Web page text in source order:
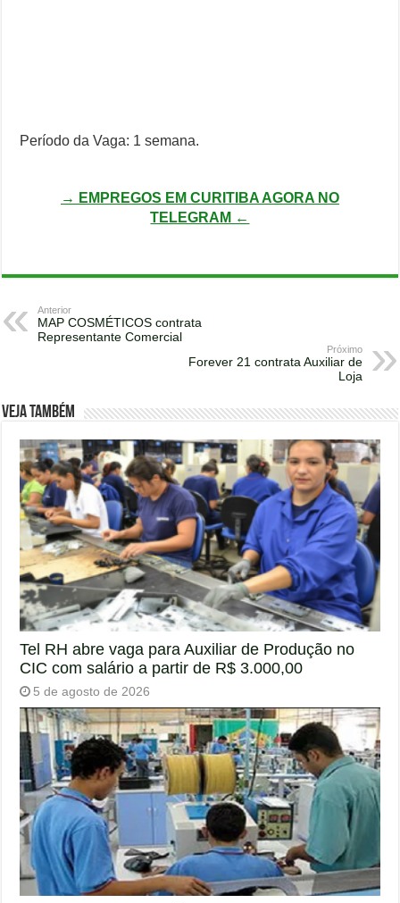
Período da Vaga: 1 semana.
→ EMPREGOS EM CURITIBA AGORA NO
TELEGRAM ←
Anterior
MAP COSMÉTICOS contrata
Representante Comercial
Próximo
Forever 21 contrata Auxiliar de
Loja
Veja também
Tel RH abre vaga para Auxiliar de Produção no
CIC com salário a partir de R$ 3.000,00
5 de agosto de 2026